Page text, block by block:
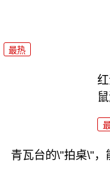
最热
青瓦台的\"拍桌\"，